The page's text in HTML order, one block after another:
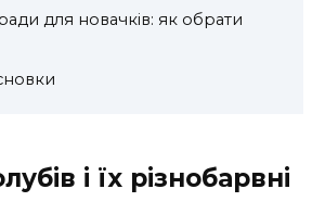
для новачків: як обрати
і їх різнобарвні